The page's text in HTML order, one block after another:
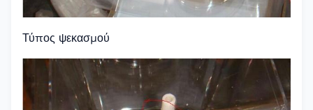
Τύπος ψεκασμού